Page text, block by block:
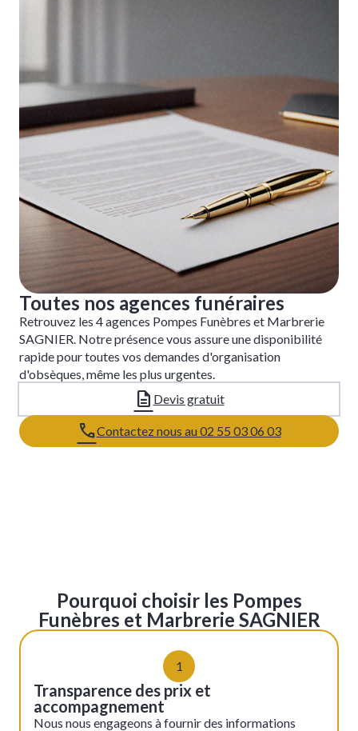
Toutes nos agences funéraires
Retrouvez les 4 agences Pompes Funèbres et Marbrerie
SAGNIER. Notre présence vous assure une disponibilité
rapide pour toutes vos demandes d'organisation
d'obsèques, même les plus urgentes.
Devis gratuit
Contactez nous au 02 55 03 06 03
Leaflet
Pourquoi choisir les Pompes
Funèbres et Marbrerie SAGNIER
1
Transparence des prix et
accompagnement
Nous nous engageons à fournir des informations